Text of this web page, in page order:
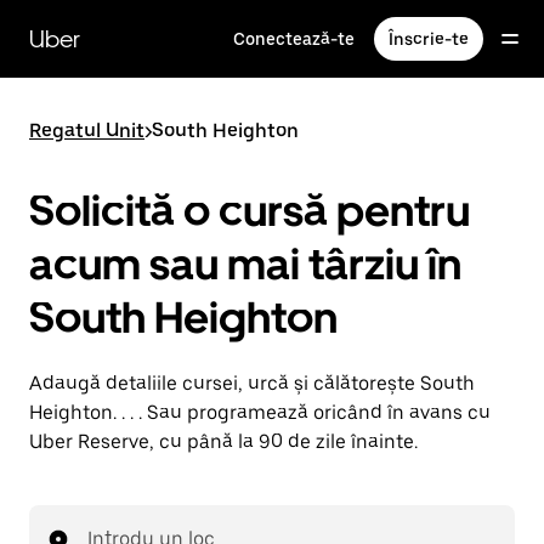
direct
conținutul
principal
Uber Conectează-te Înscrie-te
Regatul Unit>South Heighton
Solicită o cursă pentru
acum sau mai târziu în
South Heighton
Adaugă detaliile cursei, urcă și călătorește South
Heighton. . . . Sau programează oricând în avans cu
Uber Reserve, cu până la 90 de zile înainte.
Introdu un loc